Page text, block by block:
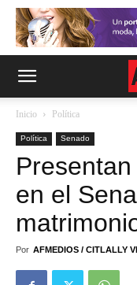
Inicio Política
Política Senado
en el
Por AFMEDIOS / CITLALLY